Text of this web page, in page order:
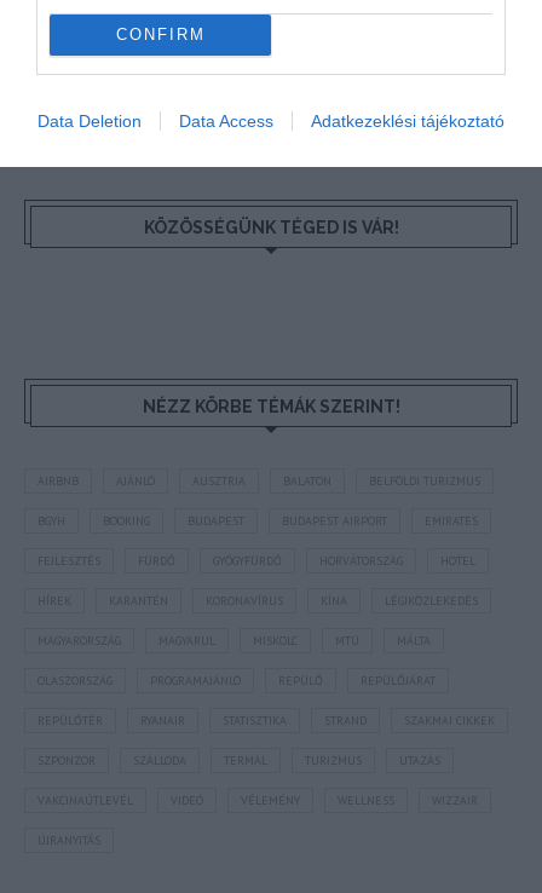
CONFIRM
Data Deletion Data Access Adatkezeklési tájékoztató
HETI BÖLCSESSÉG
"Az ember, aki a tengert nézi, szerelemtől
sújtott gyerek." Jean-Michel Maulpoix
KÖZÖSSÉGÜNK TÉGED IS VÁR!
NÉZZ KÖRBE TÉMÁK SZERINT!
AUSZTRIA BALATON BELFÖLDI TURIZMUS
BUDAPEST BUDAPEST AIRPORT EMIRATES
FEJLESZTÉS HORVÁTORSZÁG HOTEL
KARANTÉN LÉGIKÖZLEKEDÉS
MAGYARORSZÁG MTÜ MÁLTA
OLASZORSZÁG REPÜLŐJÁRAT
REPÜLŐTÉR STATISZTIKA STRAND SZAKMAI CIKKEK
SZPONZOR SZÁLLODA TERMÁL TURIZMUS UTAZÁS
VAKCINAÚTLEVÉL WIZZAIR
ÚJRANYITÁS